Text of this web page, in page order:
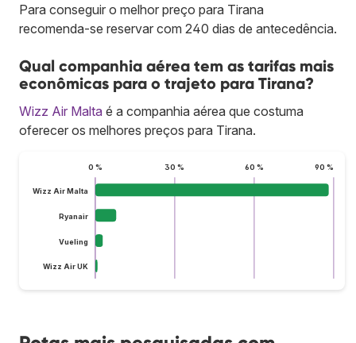
Para conseguir o melhor preço para Tirana
recomenda-se reservar com 240 dias de antecedência.
Qual companhia aérea tem as tarifas mais
econômicas para o trajeto para Tirana?
Wizz Air Malta é a companhia aérea que costuma
oferecer os melhores preços para Tirana.
0 % 30 % 60 % 90 %
Wizz Air Malta
Ryanair
Vueling
Wizz Air UK